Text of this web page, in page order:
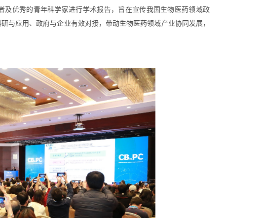
优秀的青年科学家进行学术报告，旨在宣传我国生物医药领域政
与应用、政府与企业有效对接，带动生物医药领域产业协同发展，